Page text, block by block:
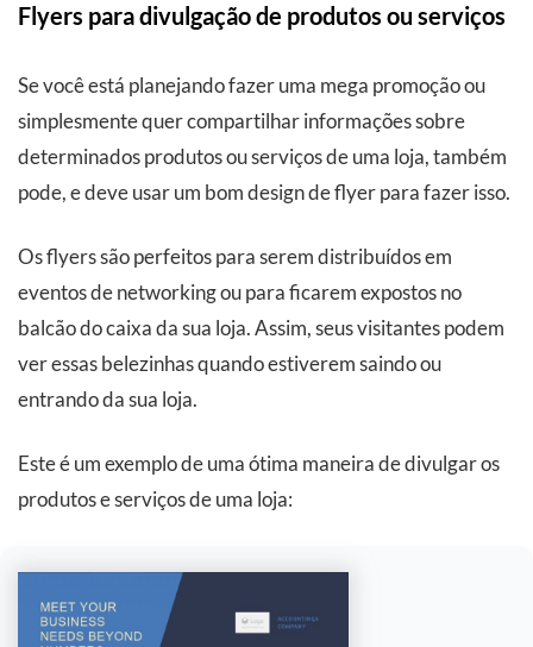
Flyers para divulgação de produtos ou serviços
Se você está planejando fazer uma mega promoção ou
simplesmente quer compartilhar informações sobre
determinados produtos ou serviços de uma loja, também
pode, e deve usar um bom design de flyer para fazer isso.
Os flyers são perfeitos para serem distribuídos em
eventos de networking ou para ficarem expostos no
balcão do caixa da sua loja. Assim, seus visitantes podem
ver essas belezinhas quando estiverem saindo ou
entrando da sua loja.
Este é um exemplo de uma ótima maneira de divulgar os
produtos e serviços de uma loja: